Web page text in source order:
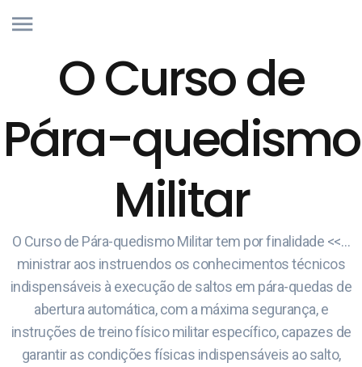
O Curso de
Pára-quedismo
Militar
O Curso de Pára-quedismo Militar tem por finalidade <<…
ministrar aos instruendos os conhecimentos técnicos
indispensáveis à execução de saltos em pára-quedas de
abertura automática, com a máxima segurança, e
instruções de treino físico militar específico, capazes de
garantir as condições físicas indispensáveis ao salto,